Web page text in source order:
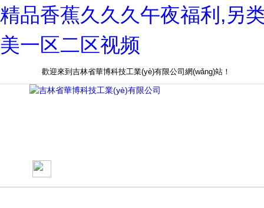
精品香蕉久久久午夜福利,另
美一区二区视频
歡迎來到吉林省華博科技工業(yè)有限公司網(wǎng)站！